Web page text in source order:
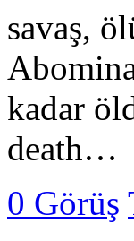
savaş,
kadar
death…
0 Görüş